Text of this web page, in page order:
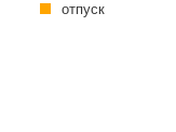
отпуск